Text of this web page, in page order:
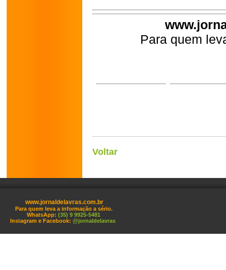
Para quem
Voltar
www.jornaldelavras.com.br
Para quem leva a informação a sério.
WhatsApp: (35) 9 9925-5481
Instagram e Facebook: @jornaldelavras